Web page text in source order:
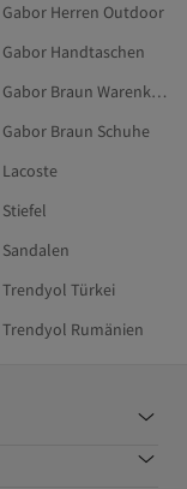
Gabor Herren Outdoor
Gabor Handtaschen
Gabor Braun Warenkörbe Und Einkaufstaschen
Gabor Braun Schuhe
Lacoste
Stiefel
Sandalen
Trendyol Türkei
Trendyol Rumänien